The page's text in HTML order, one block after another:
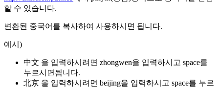
할 수 있습니다.
변환된 중국어를 복사하여 사용하시면 됩니다.
예시)
中文 을 입력하시려면 zhongwen을 입력하시고 space를
누르시면됩니다.
北京 을 입력하시려면 beijing을 입력하시고 space를 누르